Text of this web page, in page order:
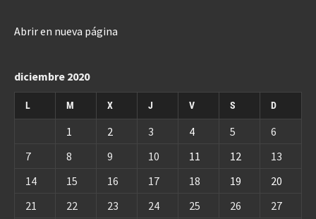
Abrir en nueva página
diciembre 2020
L M X J V S D
1 2 3 4 5
6
7
8 9 10 11 12
13
14
15 16 17 18 19
20
21
22 23 24 25 26 27